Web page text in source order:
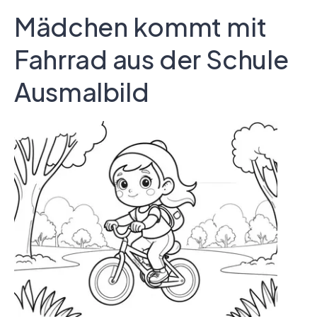
Mädchen kommt mit
Fahrrad aus der Schule
Ausmalbild